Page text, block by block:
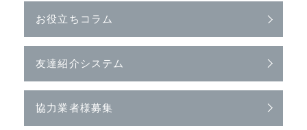
お役立ちコラム
友達紹介システム
協力業者様募集